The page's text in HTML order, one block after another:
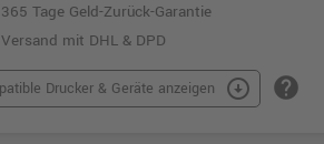
365 Tage Geld-Zurück-Garantie
Versand mit DHL & DPD
Drucker & Geräte anzeigen arrow_circle_down help